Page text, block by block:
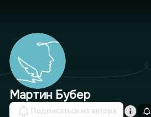
Мартин Бубер
Подписаться на автора